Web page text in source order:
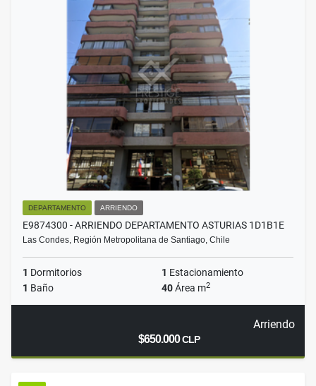
DEPARTAMENTO ARRIENDO
E9874300 - ARRIENDO DEPARTAMENTO ASTURIAS 1D1B1E
Las Condes, Región Metropolitana de Santiago, Chile
1 Dormitorios 1 Estacionamiento
1 Baño 40Área m2
Arriendo
$650.000CLP